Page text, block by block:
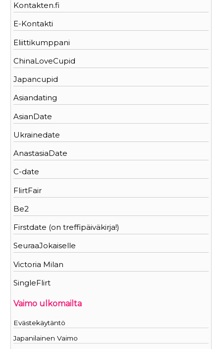
Kontakten.fi
E-Kontakti
Eliittikumppani
ChinaLoveCupid
Japancupid
Asiandating
AsianDate
Ukrainedate
AnastasiaDate
C-date
FlirtFair
Be2
Firstdate (on treffipäiväkirja!)
SeuraaJokaiselle
Victoria Milan
SingleFlirt
Vaimo ulkomailta
Evästekäytäntö
Japanilainen Vaimo